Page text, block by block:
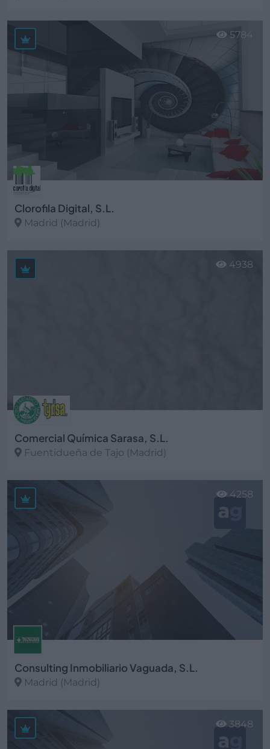
Ver más
Clorofila Digital, S.L.
Madrid (Madrid)
Ver más
5784
Comercial Química Sarasa, S.L.
Fuentidueña de Tajo (Madrid)
Ver más
4938
Consulting Inmobiliario Vaguada, S.L.
Madrid (Madrid)
Ver más
4258
3848